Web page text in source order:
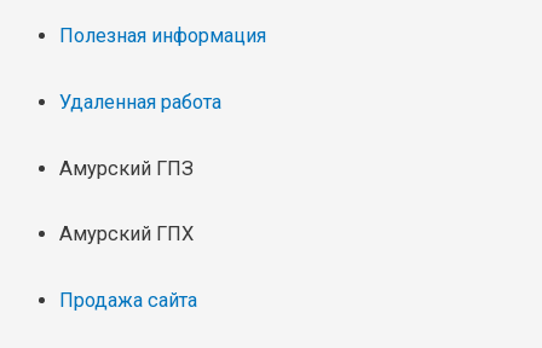
Полезная информация
Удаленная работа
Амурский ГПЗ
Амурский ГПХ
Продажа сайта